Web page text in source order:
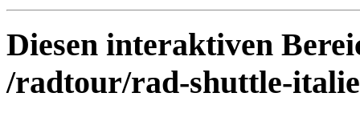
Diesen interaktiven
/radtour/rad-shuttle-